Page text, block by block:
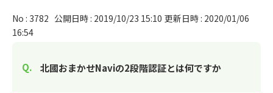
No : 3782 公開日時 : 2019/10/23 15:10 更新日時 : 2020/01/06
16:54
北國おまかせNaviの2段階認証とは何ですか